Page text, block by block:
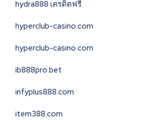
hydra888 เครดิตฟรี
hyperclub-casino.com
hyperclub-casino.com
ib888pro.bet
infyplus888.com
item388.com